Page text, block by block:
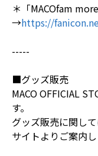
＊「MACOfam
→https://
-----
■グッズ販売
MACO OFFICIAL
す。
グッズ販売に関し
サイトよりご案内し